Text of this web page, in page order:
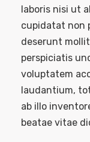
laboris nisi ut
cupidatat non
deserunt
perspiciatis
voluptatem
laudantium,
ab illo
beatae vitae